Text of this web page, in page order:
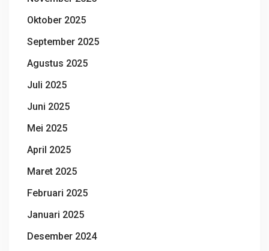
Oktober 2025
September 2025
Agustus 2025
Juli 2025
Juni 2025
Mei 2025
April 2025
Maret 2025
Februari 2025
Januari 2025
Desember 2024